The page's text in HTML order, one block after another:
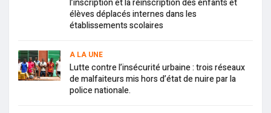
élèves déplacés internes dans les
établissements scolaires
A LA UNE
Lutte contre l’insécurité urbaine : trois réseaux
de malfaiteurs mis hors d’état de nuire par la
police nationale.